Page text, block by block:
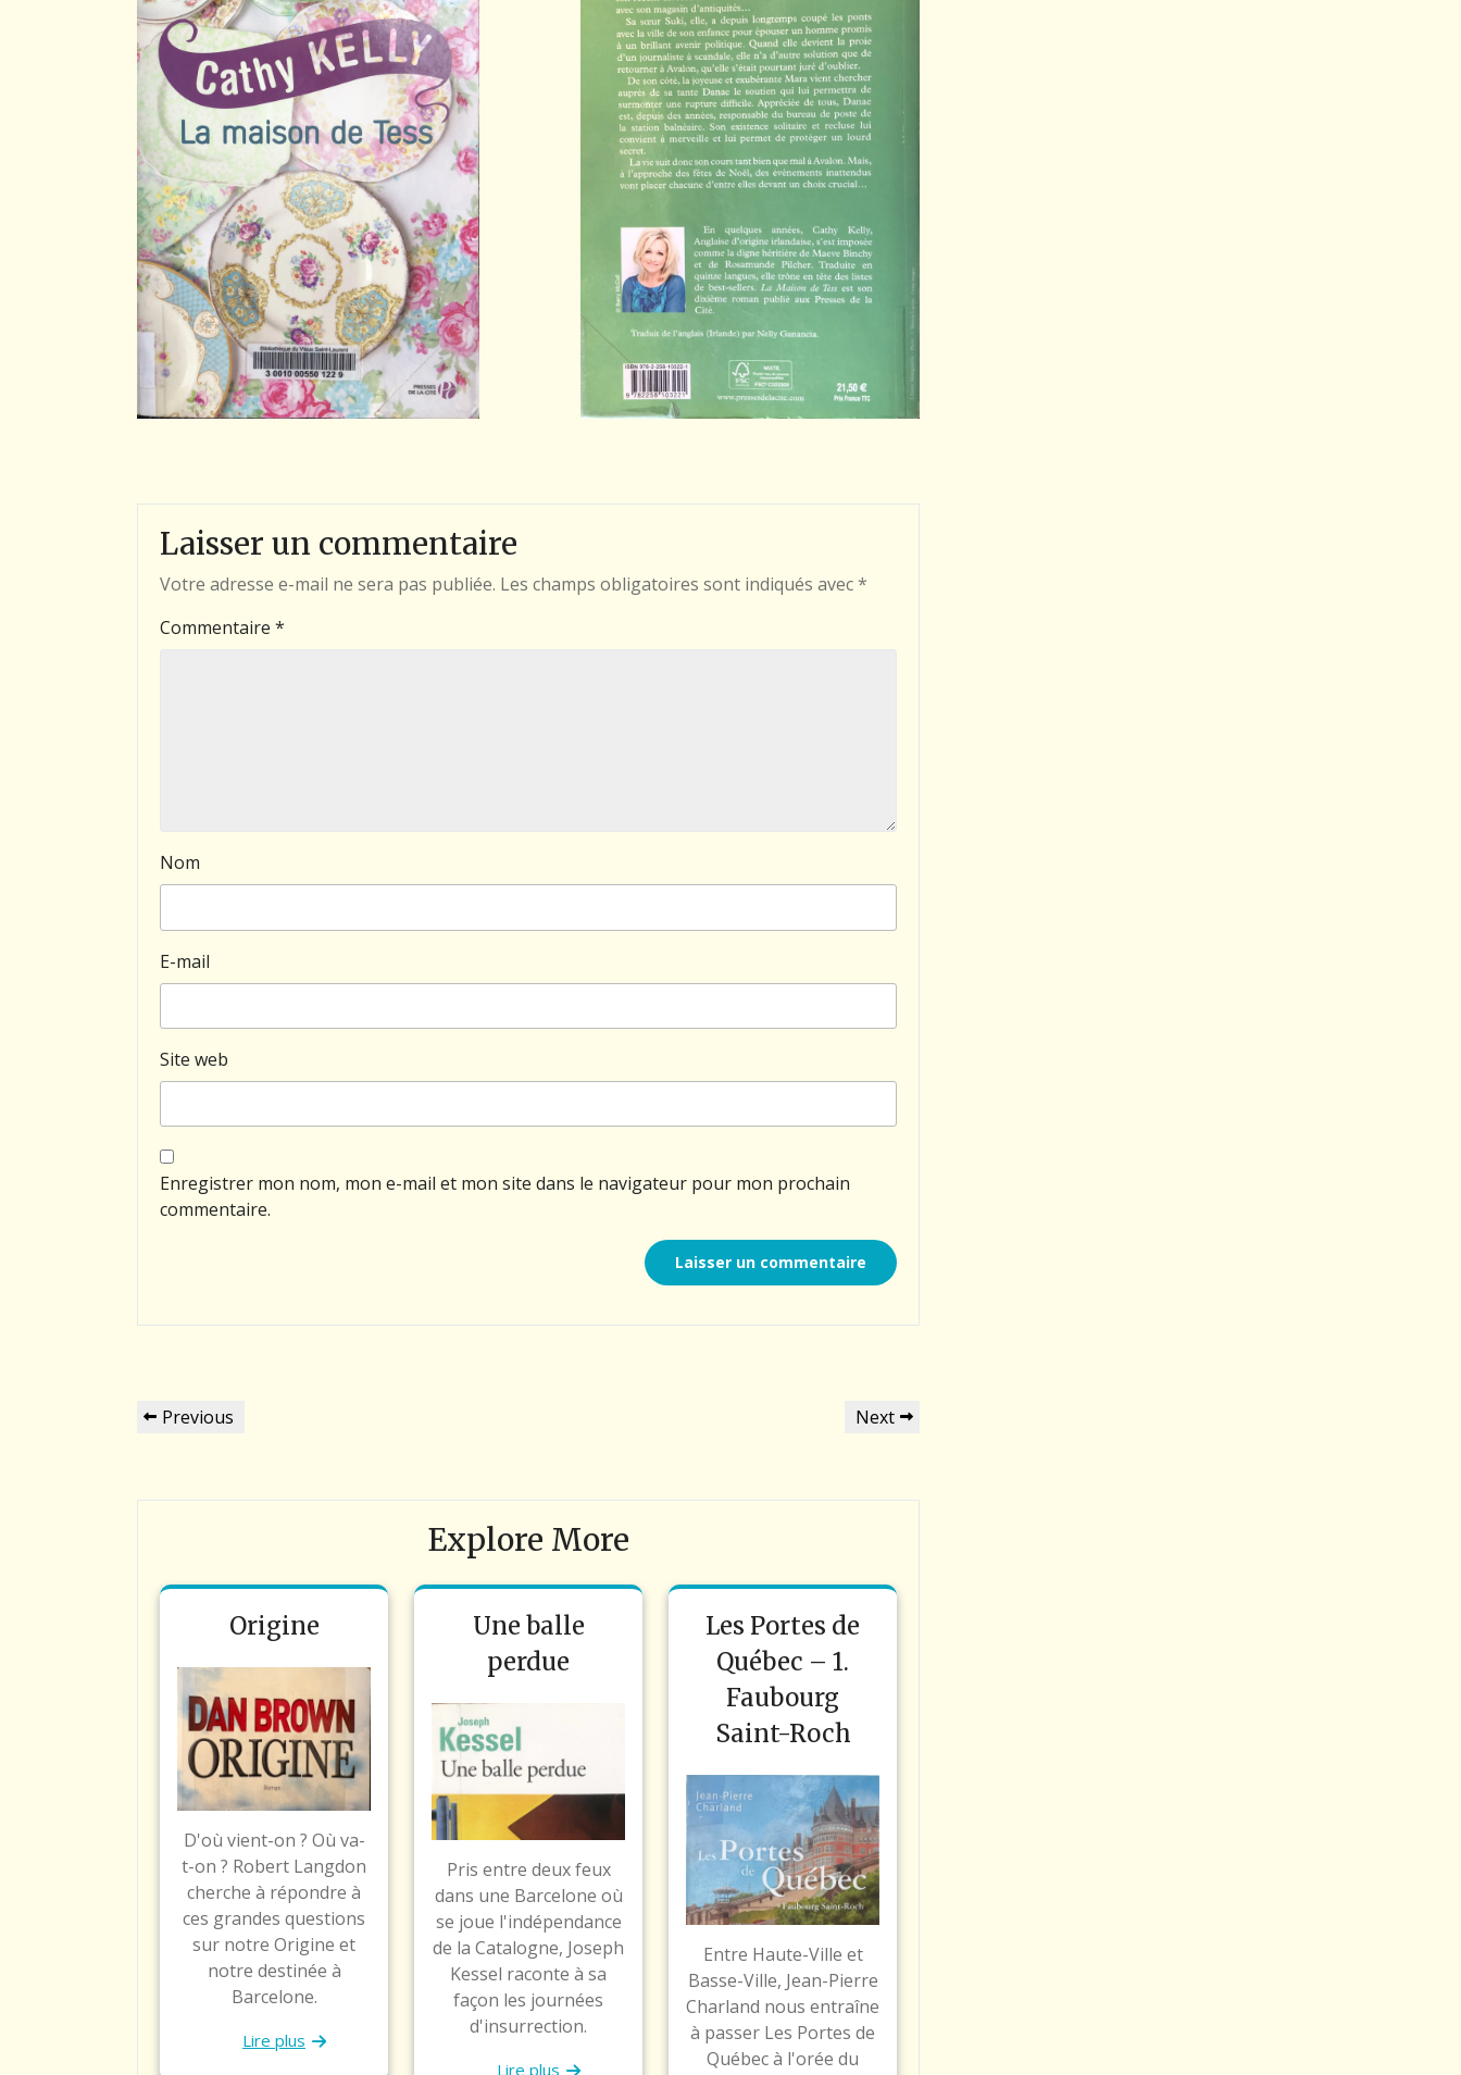
Laisser un commentaire
Votre adresse e-mail ne sera pas publiée. Les champs obligatoires sont indiqués avec*
Commentaire *
Nom
E-mail
Site web
Enregistrer mon nom, mon e-mail et mon site dans le navigateur pour mon prochain
commentaire.
Navigation
l’article
Previous
Previous
Next
Next
Explore More
Origine
D'où vient-on ? Où va-
t-on ? Robert Langdon
cherche à répondre à
ces grandes questions
sur notre Origine et
notre destinée à
Barcelone.
Lire plus
Une balle
perdue
Pris entre deux feux
dans une Barcelone où
se joue l'indépendance
de la Catalogne, Joseph
Kessel raconte à sa
façon les journées
d'insurrection.
Lire plus
Les Portes de
Québec – 1.
Faubourg
Saint-Roch
Entre Haute-Ville et
Basse-Ville, Jean-Pierre
Charland nous entraîne
à passer Les Portes de
Québec à l'orée du